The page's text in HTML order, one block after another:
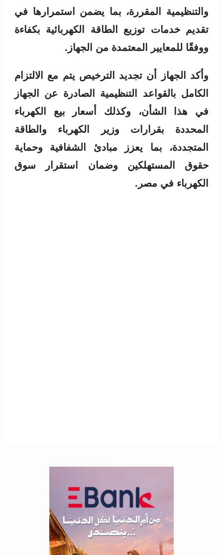
والتنظيمية المقررة، بما يضمن استمرارها في
تقديم خدمات توزيع الطاقة الكهربائية بكفاءة
ووفقًا للمعايير المعتمدة من الجهاز.
وأكد الجهاز أن تجديد الترخيص يتم مع الالتزام
الكامل بالقواعد التنظيمية الصادرة عن الجهاز
في هذا الشأن، وكذلك أسعار بيع الكهرباء
المحددة بقرارات وزير الكهرباء والطاقة
المتجددة، بما يعزز مبادئ الشفافية وحماية
حقوق المستهلكين وضمان استقرار سوق
الكهرباء في مصر.